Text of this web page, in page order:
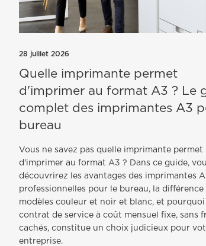
28 juillet 2026
Quelle imprimante permet
d'imprimer au format A3 ? Le
complet des imprimantes A3
bureau
Vous ne savez pas quelle imprimante permet
d'imprimer au format A3 ? Dans ce guide,
découvrirez les avantages des imprimantes
professionnelles pour le bureau, la différence
modèles couleur et noir et blanc, et pourquoi
contrat de service à coût mensuel fixe, sans
cachés, constitue un choix judicieux pour
entreprise.